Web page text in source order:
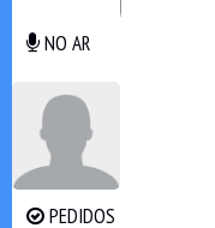
NO AR
PEDIDOS